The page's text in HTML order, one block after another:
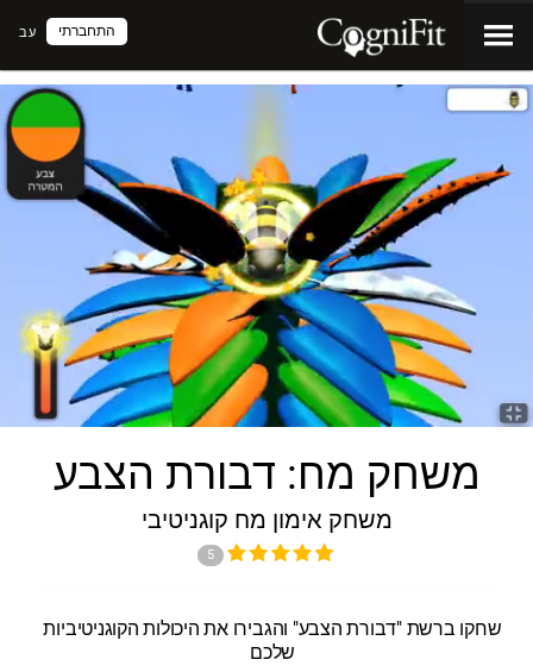
עב התחברתי
משחק מח: דבורת הצבע
משחק אימון מח קוגניטיבי
5
שחקו ברשת "דבורת הצבע" והגבירו את היכולות הקוגניטיביות
שלכם